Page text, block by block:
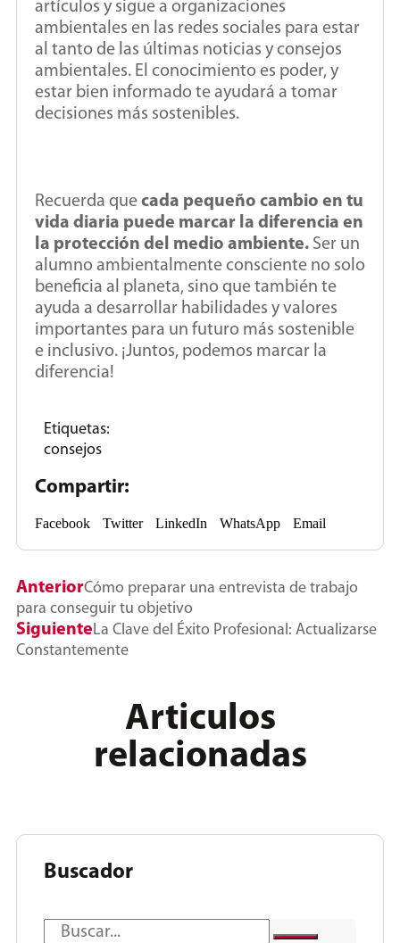
artículos y sigue a organizaciones
ambientales en las redes sociales para estar
al tanto de las últimas noticias y consejos
ambientales. El conocimiento es poder, y
estar bien informado te ayudará a tomar
decisiones más sostenibles.
Recuerda que cada pequeño cambio en tu
vida diaria puede marcar la diferencia en
la protección del medio ambiente. Ser un
alumno ambientalmente consciente no solo
beneficia al planeta, sino que también te
ayuda a desarrollar habilidades y valores
importantes para un futuro más sostenible
e inclusivo. ¡Juntos, podemos marcar la
diferencia!
Etiquetas:
consejos
Compartir:
Facebook Twitter LinkedIn WhatsApp Email
AnteriorCómo preparar una entrevista de trabajo
para conseguir tu objetivo
Siguiente La Clave del Éxito Profesional: Actualizarse
Constantemente
Articulos
relacionadas
Buscador